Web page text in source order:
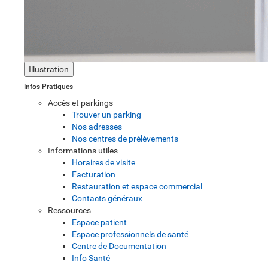
Illustration
Infos Pratiques
Accès et parkings
Trouver un parking
Nos adresses
Nos centres de prélèvements
Informations utiles
Horaires de visite
Facturation
Restauration et espace commercial
Contacts généraux
Ressources
Espace patient
Espace professionnels de santé
Centre de Documentation
Info Santé